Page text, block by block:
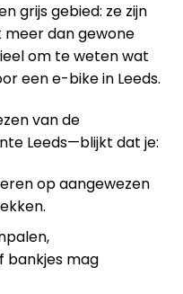
grijs gebied: ze zijn
dan gewone
om te weten wat
een e-bike in Leeds.
van de
Leeds—blijkt dat je:
op aangewezen
bankjes mag